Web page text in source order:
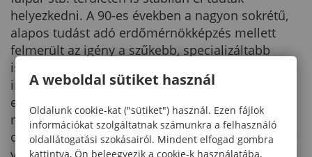
helyezkedni. A 90-es években a nagyon sokrétű,
alapos tudást adó erdőmérnökképzés mellett
felmerült az igény a szűkebb, specializáltabb
ismereteket adó, új szakok kialakítására és
indítására. A Karon belüli fejlesztés
eredményeképpen az új követelményeknek
megfelelő módon 1993-ban beindult az ötéves
okleveles környezetmérnök és ezzel egy időben a
A weboldal sütiket használ
Oldalunk cookie-kat ("sütiket") használ. Ezen fájlok
információkat szolgáltatnak számunkra a felhasználó
oldallátogatási szokásairól. Mindent elfogad gombra
kattintva, Ön beleegyezik a cookie-k használatába,